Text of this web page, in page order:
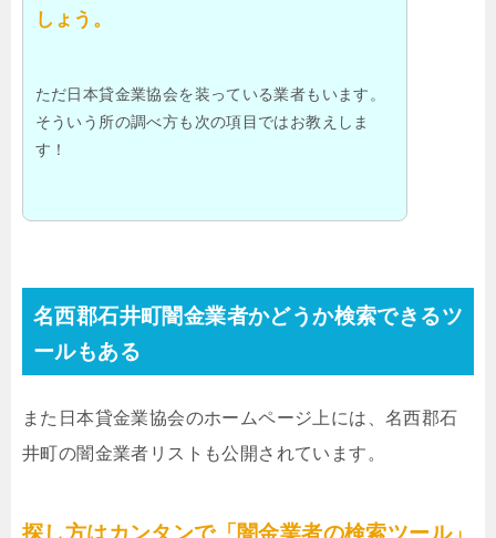
しょう。
ただ日本貸金業協会を装っている業者もいます。
そういう所の調べ方も次の項目ではお教えしま
す！
名西郡石井町闇金業者かどうか検索できるツ
ールもある
また日本貸金業協会のホームページ上には、名西郡石
井町の闇金業者リストも公開されています。
探し方はカンタンで「闇金業者の検索ツール」